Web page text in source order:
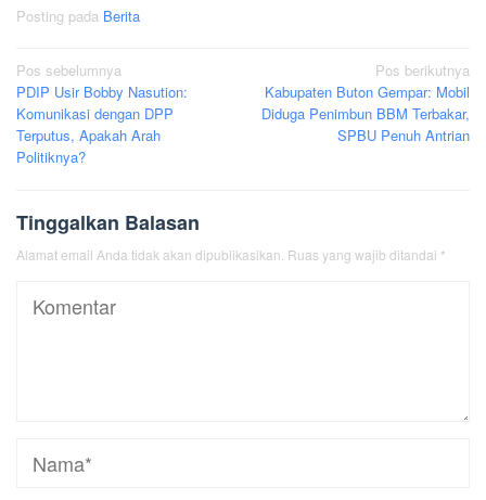
Posting pada Berita
Navigasi
pos
Pos sebelumnya
PDIP Usir Bobby Nasution:
Komunikasi dengan DPP
Terputus, Apakah Arah
Politiknya?
Pos berikutnya
Kabupaten Buton Gempar: Mobil
Diduga Penimbun BBM Terbakar,
SPBU Penuh Antrian
Tinggalkan Balasan
Alamat email Anda tidak akan dipublikasikan. Ruas yang wajib ditandai *